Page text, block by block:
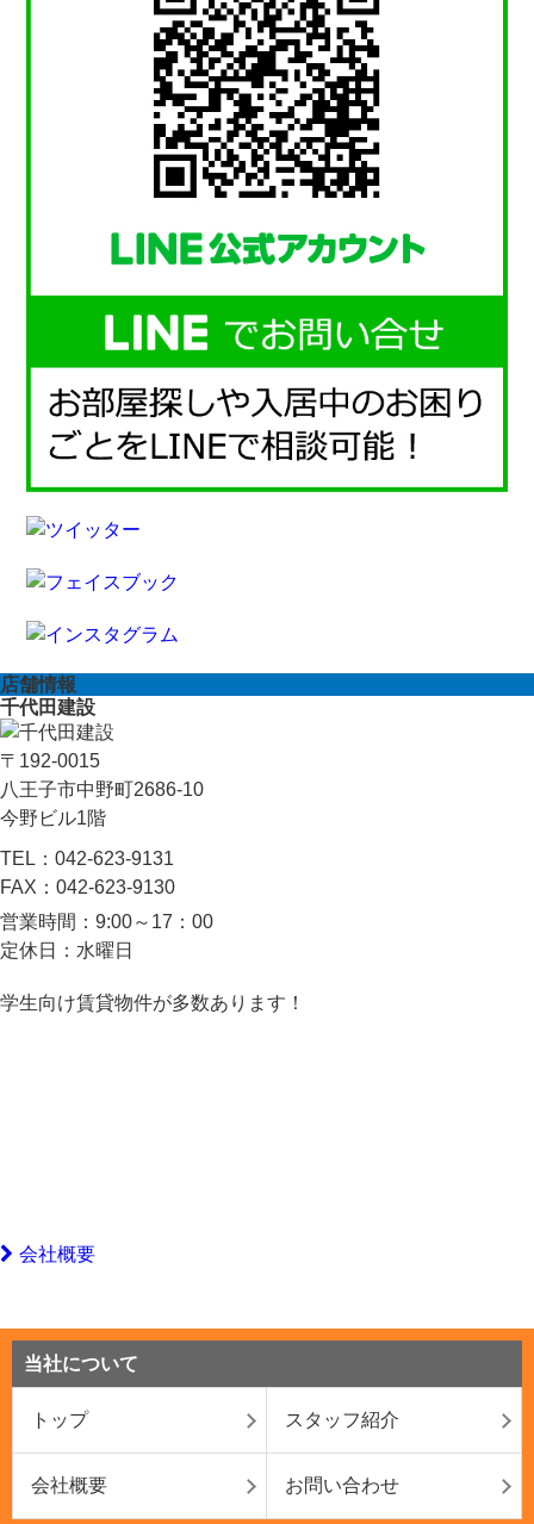
店舗情報
千代田建設
〒192-0015
八王子市中野町2686-10
今野ビル1階
TEL： 042-623-9131
FAX： 042-623-9130
営業時間： 9:00～17：00
定休日： 水曜日
学生向け賃貸物件が多数あります！
会社概要
当社について
トップ スタッフ紹介
会社概要 お問い合わせ